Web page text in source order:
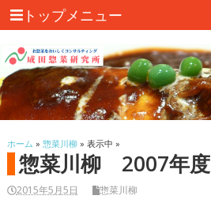
トップメニュー
ホーム » 惣菜川柳» 表示中 »
惣菜川柳 2007年度
2015年5月5日 惣菜川柳